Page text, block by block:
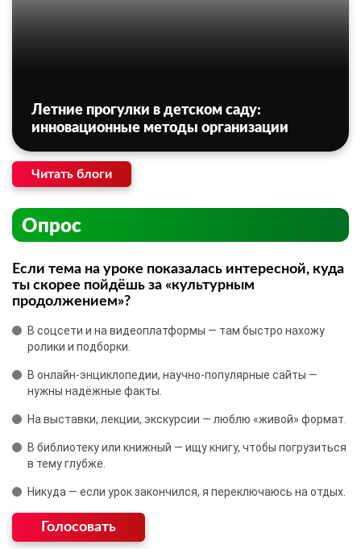
Летние прогулки в детском саду:
инновационные методы организации
Читать блоги
Опрос
Если тема на уроке показалась интересной, куда
ты скорее пойдёшь за «культурным
продолжением»?
В соцсети и на видеоплатформы — там быстро нахожу
ролики и подборки.
В онлайн‑энциклопедии, научно‑популярные сайты —
нужны надёжные факты.
На выставки, лекции, экскурсии — люблю «живой» формат.
В библиотеку или книжный — ищу книгу, чтобы погрузиться
в тему глубже.
Никуда — если урок закончился, я переключаюсь на отдых.